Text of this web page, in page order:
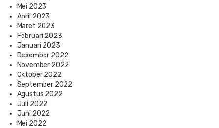
Mei 2023
April 2023
Maret 2023
Februari 2023
Januari 2023
Desember 2022
November 2022
Oktober 2022
September 2022
Agustus 2022
Juli 2022
Juni 2022
Mei 2022